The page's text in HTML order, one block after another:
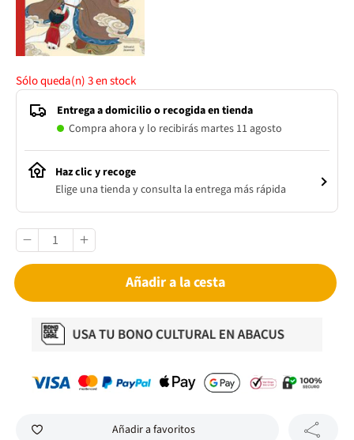
Sólo queda(n)3en stock
Entrega a domicilio o recogida en tienda
Compra ahora y lo recibirás martes 11 agosto
Haz clic y recoge
Elige una tienda y consulta la entrega más rápida
Añadir a la cesta
Añadir a favoritos